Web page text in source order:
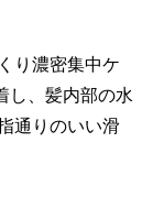
り濃密集中ケ
し、髪内部の水
通りのいい滑